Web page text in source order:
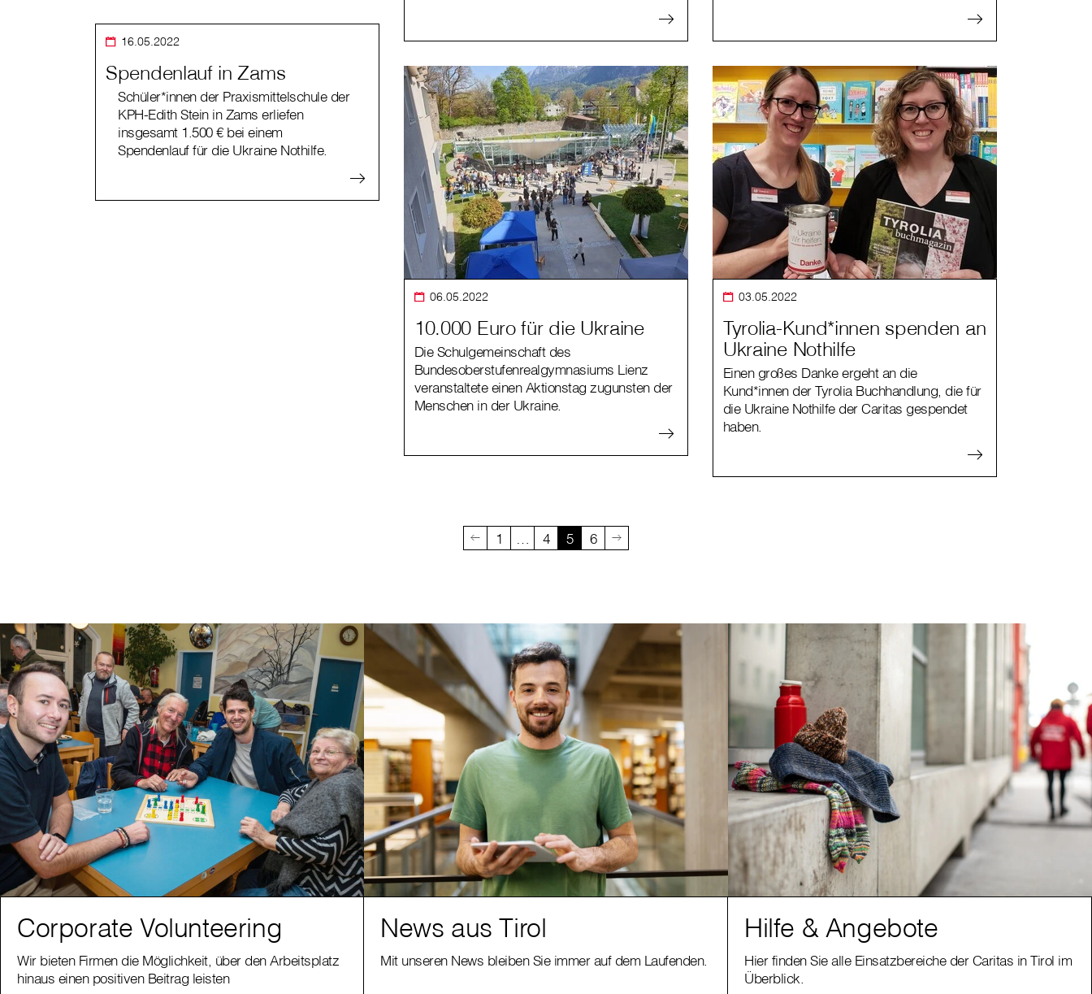
16.05.2022
Spendenlauf in Zams
Schüler*innen der Praxismittelschule der
KPH-Edith Stein in Zams erliefen
insgesamt 1.500 € bei einem
Spendenlauf für die Ukraine Nothilfe.
06.05.2022
10.000 Euro für die Ukraine
Die Schulgemeinschaft des
Bundesoberstufenrealgymnasiums Lienz
veranstaltete einen Aktionstag zugunsten der
Menschen in der Ukraine.
03.05.2022
Tyrolia-Kund*innen spenden an
Ukraine Nothilfe
Einen großes Danke ergeht an die
Kund*innen der Tyrolia Buchhandlung, die für
die Ukraine Nothilfe der Caritas gespendet
haben.
1 4 5 6
Corporate Volunteering
Wir bieten Firmen die Möglichkeit, über den Arbeitsplatz
hinaus einen positiven Beitrag leisten
News aus Tirol
Mit unseren News bleiben Sie immer auf dem Laufenden.
Hilfe & Angebote
Hier finden Sie alle Einsatzbereiche der Caritas in Tirol im
Überblick.